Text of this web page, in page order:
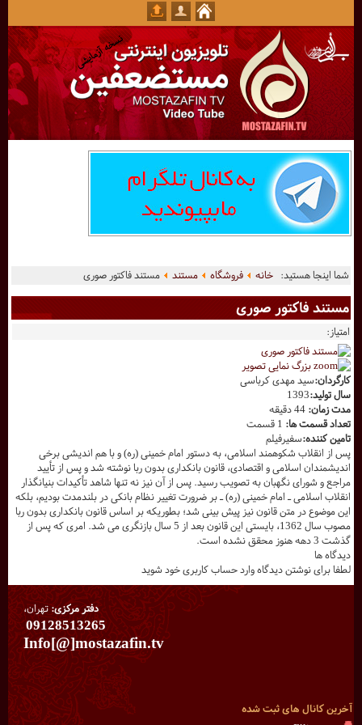
شما اینجا هستید:خانه فروشگاه مستند مستند فاکتور صوری
مستند فاکتور صوری
امتیاز:
بزرگ نمایی تصویر
کارگردان:سید مهدی کرباسی
سال تولید:1393
مدت زمان: 44 دقیقه
تعداد قسمت ها:
تامین کننده:سفیرفیلم
پس از انقلاب شکوهمند اسلامی، به دستور امام خمینی (ره) و با هم اندیشی برخی
اندیشمندان اسلامی و اقتصادی، قانون بانکداری بدون ربا نوشته شد و پس از تأیید
مراجع و شورای نگهبان به تصویب رسید. پس از آن نیز نه تنها شاهد تأکیدات بنیانگذار
انقلاب اسلامی ـ امام خمینی (ره) ـ بر ضرورت تغییر نظام بانکی در بلندمدت بودیم، بلکه
این موضوع در متن قانون نیز پیش بینی شد؛ بطوریکه بر اساس قانون بانکداری بدون ربا
مصوب سال 1362، بایستی این قانون بعد از 5 سال بازنگری می شد. امری که پس از
گذشت 3 دهه هنوز محقق نشده است.
دیدگاه ها
لطفا برای نوشتن دیدگاه وارد حساب کاربری خود شوید
دفتر مرکزی:تهران،
09128513265
Info[@]mostazafin.tv
آخرین کانال های ثبت شده